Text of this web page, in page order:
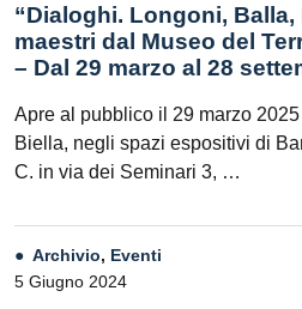
“Dialoghi. Longoni, Balla,
maestri dal Museo del
– Dal 29 marzo al 28
Apre al pubblico il 29 marzo
Biella, negli spazi espositivi di
C. in via dei Seminari 3, …
Archivio, Eventi
5 Giugno 2024